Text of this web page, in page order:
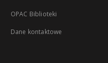
OPAC Biblioteki
Dane kontaktowe